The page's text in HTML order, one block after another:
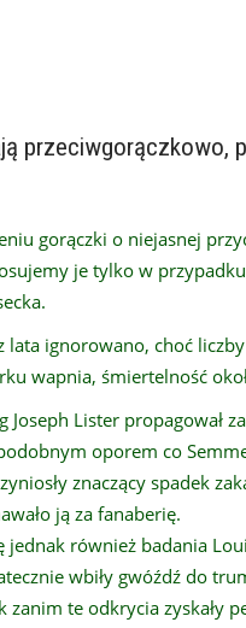
przeciwgorączkowo,
gorączki o niejasnej
je tylko w
ignorowano, choć liczby
wapnia, śmiertelność
Lister propagował
oporem co
znaczący spadek
ją za fanaberię.
również badania
wbiły gwóźdź do
zanim te odkrycia zyskały